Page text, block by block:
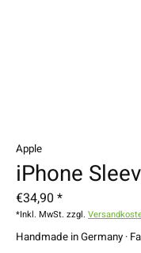
Apple
iPhone
€34,90 *
*Inkl. MwSt. zzgl.
Handmade in Germany ·